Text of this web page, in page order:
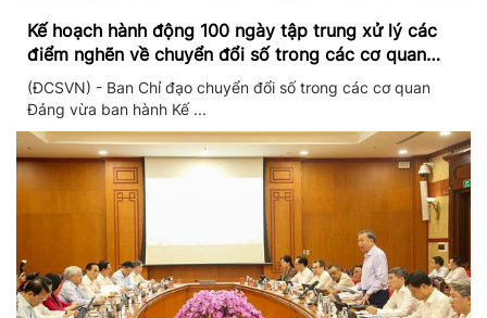
Kế hoạch hành động 100 ngày tập trung xử lý các
điểm nghẽn về chuyển đổi số trong các cơ quan
Đảng
(ĐCSVN) - Ban Chỉ đạo chuyển đổi số trong các cơ quan
Đảng vừa ban hành Kế ...